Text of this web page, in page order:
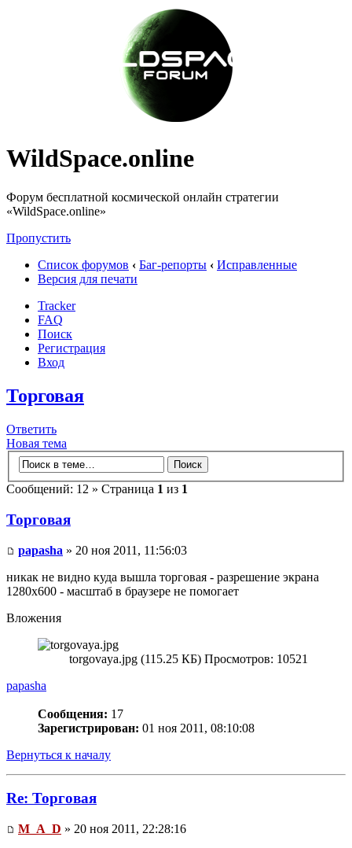
WildSpace.online
Форум бесплатной космической онлайн стратегии
«WildSpace.online»
Пропустить
Список форумов ‹ Баг-репорты ‹ Исправленные
Версия для печати
Tracker
FAQ
Поиск
Регистрация
Вход
Торговая
Ответить
Новая тема
Сообщений: 12 » Страница 1 из 1
Торговая
papasha » 20 ноя 2011, 11:56:03
никак не видно куда вышла торговая - разрешение экрана
1280х600 - масштаб в браузере не помогает
Вложения
torgovaya.jpg (115.25 КБ) Просмотров: 10521
papasha
Сообщения: 17
Зарегистрирован: 01 ноя 2011, 08:10:08
Вернуться к началу
Re: Торговая
M_A_D » 20 ноя 2011, 22:28:16